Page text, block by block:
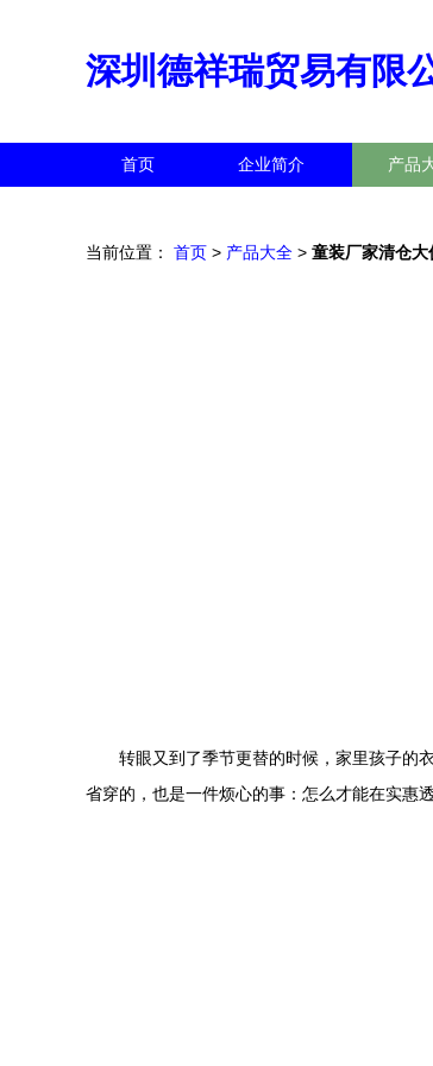
深圳德祥瑞贸易有限
首页 企业简介 产品
当前位置： 首页 > 产品大全 > 童装厂家清仓大
转眼又到了季节更替的时候，家里孩子的
省穿的，也是一件烦心的事：怎么才能在实惠